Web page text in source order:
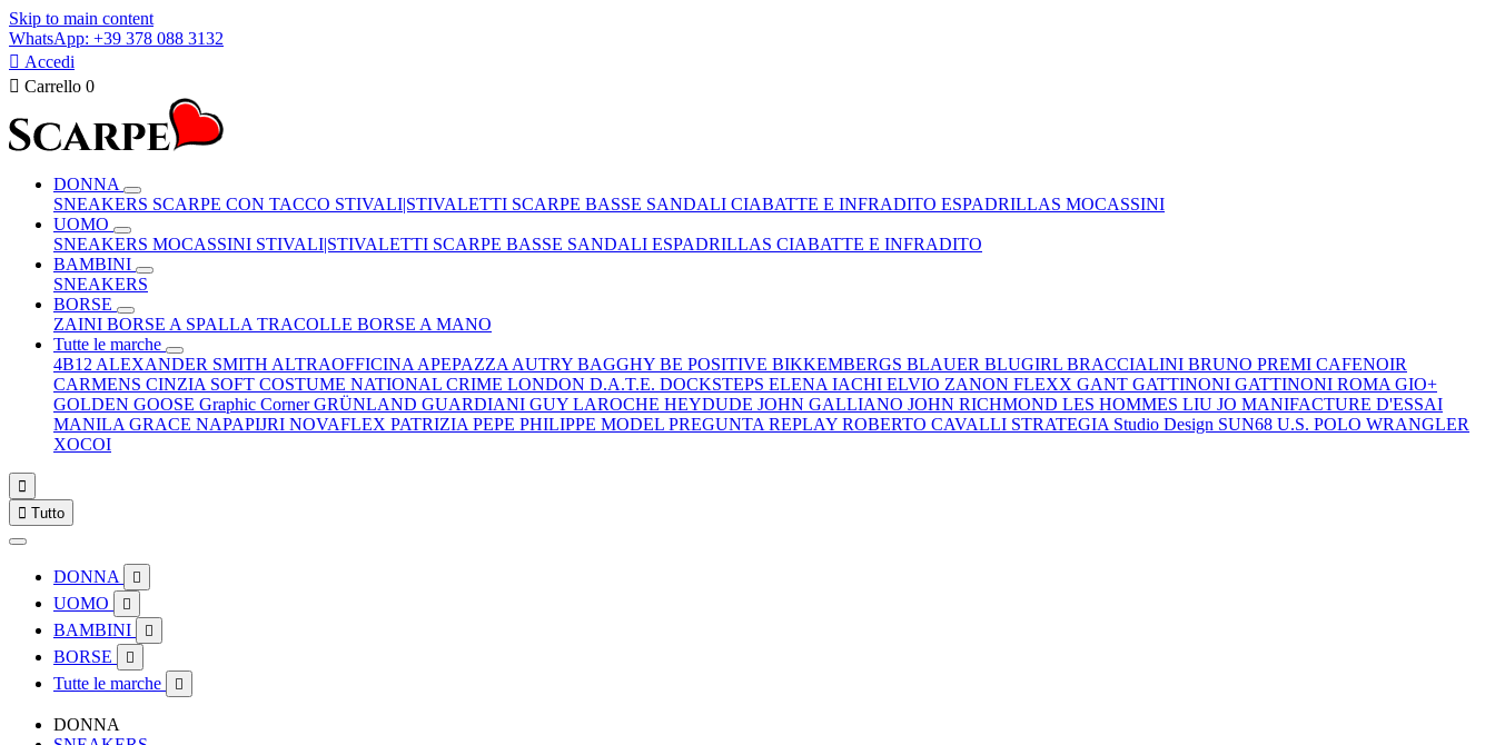
Skip to main content
WhatsApp: +39 378 088 3132
 Accedi
 Carrello 0
DONNA
SNEAKERS SCARPE CON TACCO STIVALI|STIVALETTI SCARPE BASSE SANDALI CIABATTE E INFRADITO ESPADRILLAS MOCASSINI
UOMO
SNEAKERS MOCASSINI STIVALI|STIVALETTI SCARPE BASSE SANDALI ESPADRILLAS CIABATTE E INFRADITO
BAMBINI
SNEAKERS
BORSE
ZAINI BORSE A SPALLA TRACOLLE BORSE A MANO
Tutte le marche
4B12 ALEXANDER SMITH ALTRAOFFICINA APEPAZZA AUTRY BAGGHY BE POSITIVE BIKKEMBERGS BLAUER BLUGIRL BRACCIALINI BRUNO PREMI CAFENOIR
CARMENS CINZIA SOFT COSTUME NATIONAL CRIME LONDON D.A.T.E. DOCKSTEPS ELENA IACHI ELVIO ZANON FLEXX GANT GATTINONI GATTINONI ROMA GIO+
GOLDEN GOOSE Graphic CornerGRÜNLAND GUARDIANI GUY LAROCHE HEYDUDE JOHN GALLIANO JOHN RICHMOND LES HOMMES LIU JO MANIFACTURE D'ESSAI
MANILA GRACE NAPAPIJRI NOVAFLEX PATRIZIA PEPE PHILIPPE MODEL PREGUNTA REPLAY ROBERTO CAVALLI STRATEGIA Studio Design SUN68 U.S. POLO WRANGLER
XOCOI

 Tutto
DONNA 
UOMO 
BAMBINI 
BORSE 
Tutte le marche 
DONNA